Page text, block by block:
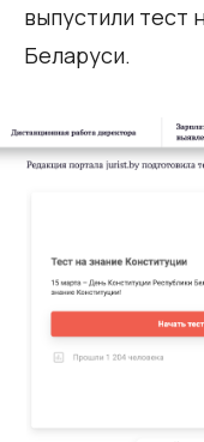
выпустили тест
Беларуси.